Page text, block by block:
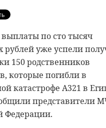
по сто тысяч
рублей уже успели
150 родственников
которые погибли в
катастрофе А321 в
представители
Федерации.